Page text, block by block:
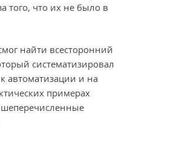
того, что их не было в
найти всесторонний
систематизировал
автоматизации и на
примерах